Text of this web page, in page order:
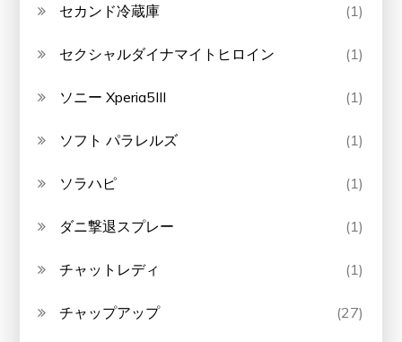
セカンド冷蔵庫 (1)
セクシャルダイナマイトヒロイン (1)
ソニー Xperia5III (1)
ソフト パラレルズ (1)
ソラハピ (1)
ダニ撃退スプレー (1)
チャットレディ (1)
チャップアップ (27)